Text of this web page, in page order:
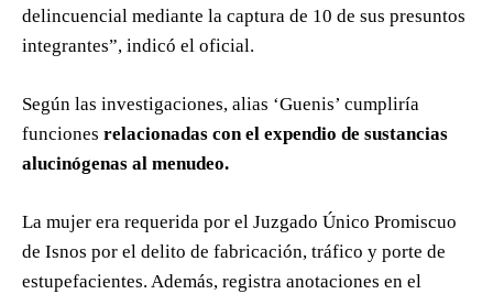
delincuencial mediante la captura de 10 de sus presuntos
integrantes”, indicó el oficial.
Según las investigaciones, alias ‘Guenis’ cumpliría
funciones relacionadas con el expendio de sustancias
alucinógenas al menudeo.
La mujer era requerida por el Juzgado Único Promiscuo
de Isnos por el delito de fabricación, tráfico y porte de
estupefacientes. Además, registra anotaciones en el